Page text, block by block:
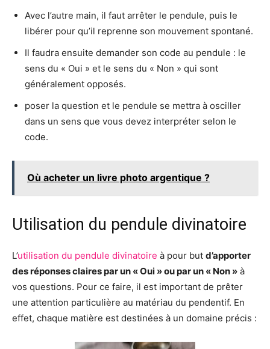
Avec l’autre main, il faut arrêter le pendule, puis le
libérer pour qu’il reprenne son mouvement spontané.
Il faudra ensuite demander son code au pendule : le
sens du « Oui » et le sens du « Non » qui sont
généralement opposés.
poser la question et le pendule se mettra à osciller
dans un sens que vous devez interpréter selon le
code.
Où acheter un livre photo argentique ?
Utilisation du pendule divinatoire
L’utilisation du pendule divinatoire à pour but d’apporter
des réponses claires par un « Oui » ou par un « Non » à
vos questions. Pour ce faire, il est important de prêter
une attention particulière au matériau du pendentif. En
effet, chaque matière est destinées à un domaine précis :